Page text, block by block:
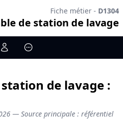
Fiche métier - D1304
de station de lavage
de lavage :
— Source principale : référentiel